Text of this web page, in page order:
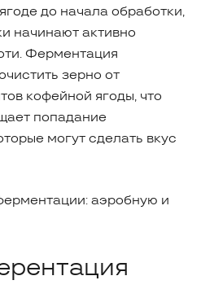
до начала обработки,
начинают активно
Ферментация
зерно от
кофейной ягоды, что
попадание
могут сделать вкус
аэробную и